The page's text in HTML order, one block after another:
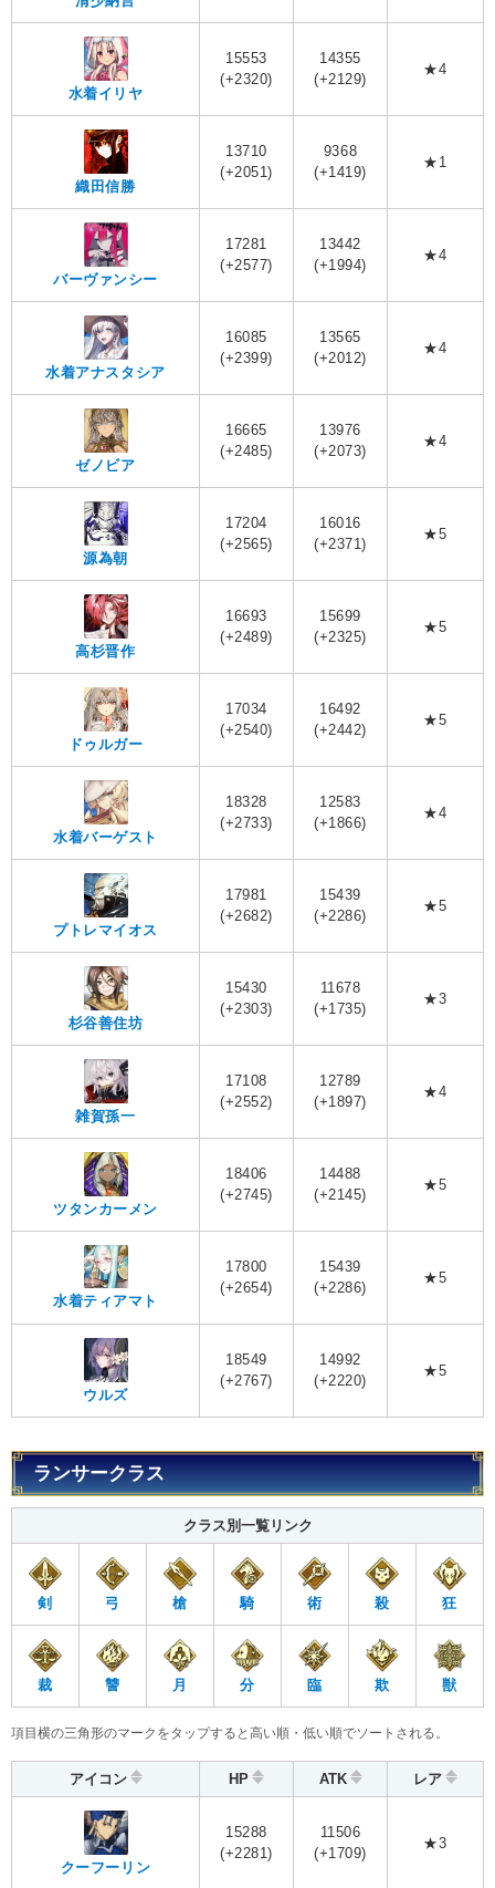
水着イリヤ
15553
(+2320)
14355
(+2129)
★4
織田信勝
13710
(+2051)
9368
(+1419)
★1
バーヴァンシー
17281
(+2577)
13442
(+1994)
★4
水着アナスタシア
16085
(+2399)
13565
(+2012)
★4
ゼノビア
16665
(+2485)
13976
(+2073)
★4
源為朝
17204
(+2565)
16016
(+2371)
★5
高杉晋作
16693
(+2489)
15699
(+2325)
★5
ドゥルガー
17034
(+2540)
16492
(+2442)
★5
水着バーゲスト
18328
(+2733)
12583
(+1866)
★4
プトレマイオス
17981
(+2682)
15439
(+2286)
★5
杉谷善住坊
15430
(+2303)
11678
(+1735)
★3
雑賀孫一
17108
(+2552)
12789
(+1897)
★4
ツタンカーメン
18406
(+2745)
14488
(+2145)
★5
水着ティアマト
17800
(+2654)
15439
(+2286)
★5
ウルズ
18549
(+2767)
14992
(+2220)
★5
ランサークラス
クラス別一覧リンク
剣 弓 槍 騎 術 殺 狂
裁 讐 月 分 臨 欺 獣
項目横の三角形のマークをタップすると高い順・低い順でソートされる。
アイコン HP ATK レア
クーフーリン
15288
(+2281)
11506
(+1709)
★3